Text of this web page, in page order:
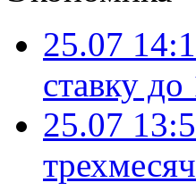
25.07
ставку
25.07